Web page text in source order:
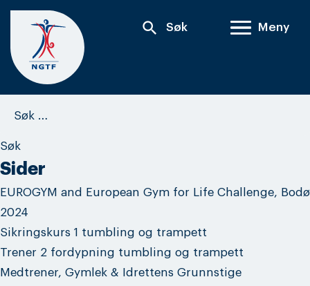
Skip
content
search Søk Meny
etter:
Sider
EUROGYM and European Gym for Life Challenge, Bodø
2024
Sikringskurs 1 tumbling og trampett
Trener 2 fordypning tumbling og trampett
Medtrener, Gymlek & Idrettens Grunnstige